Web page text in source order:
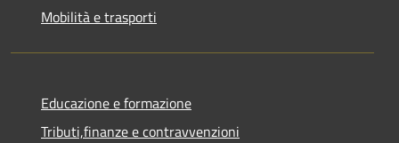
Mobilità e trasporti
Educazione e formazione
Tributi,finanze e contravvenzioni